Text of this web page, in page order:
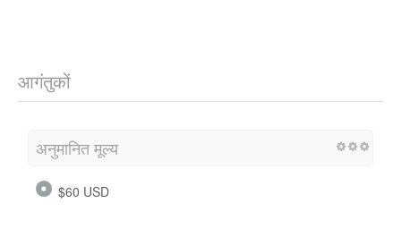
आगंतुकों
अनुमानित मूल्य
$60 USD